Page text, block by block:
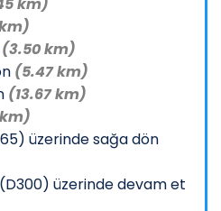
km)
(3.50 km)
(5.47 km)
(13.67 km)
üzerinde sağa dön
üzerinde devam et